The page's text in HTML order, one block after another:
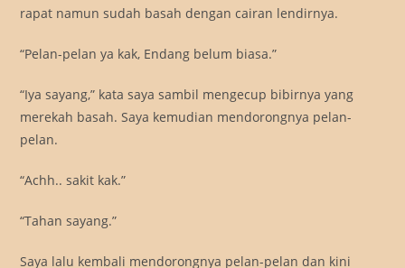
rapat namun sudah basah dengan cairan lendirnya.
“Pelan-pelan ya kak, Endang belum biasa.”
“Iya sayang,” kata saya sambil mengecup bibirnya yang
merekah basah. Saya kemudian mendorongnya pelan-
pelan.
“Achh.. sakit kak.”
“Tahan sayang.”
Saya lalu kembali mendorongnya pelan-pelan dan kini